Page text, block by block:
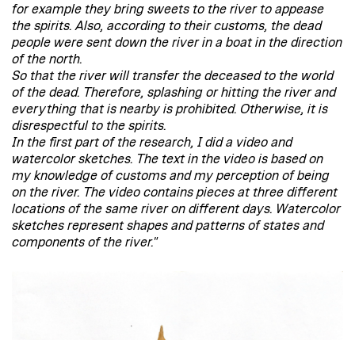
for example they bring sweets to the river to appease
the spirits. Also, according to their customs, the dead
people were sent down the river in a boat in the direction
of the north.
So that the river will transfer the deceased to the world
of the dead. Therefore, splashing or hitting the river and
everything that is nearby is prohibited. Otherwise, it is
disrespectful to the spirits.
In the first part of the research, I did a video and
watercolor sketches. The text in the video is based on
my knowledge of customs and my perception of being
on the river. The video contains pieces at three different
locations of the same river on different days. Watercolor
sketches represent shapes and patterns of states and
components of the river."